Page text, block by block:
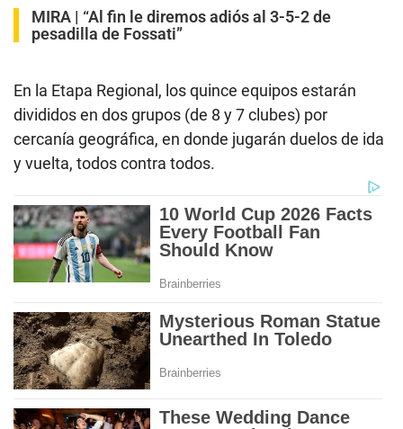
MIRA | “Al fin le diremos adiós al 3-5-2 de
pesadilla de Fossati”
En la Etapa Regional, los quince equipos estarán
divididos en dos grupos (de 8 y 7 clubes) por
cercanía geográfica, en donde jugarán duelos de ida
y vuelta, todos contra todos.